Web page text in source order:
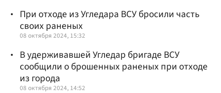
При отходе из Угледара ВСУ бросили часть
своих раненых
08 октября 2024, 15:32
В удерживавшей Угледар бригаде ВСУ
сообщили о брошенных раненых при отходе
из города
08 октября 2024, 14:52